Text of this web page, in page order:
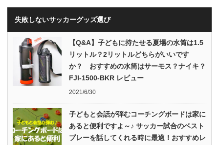
失敗しないサッカーグッズ選び
【Q&A】子どもに持たせる夏場の水筒は1.5
リットル？2リットルどちらがいいです
か？ おすすめの水筒はサーモス？ナイキ？
FJI-1500-BKR レビュー
2021/6/30
子どもと会話が弾むコーチングボードは家に
あると便利ですよ～♪ サッカー試合のベスト
プレーを話してくれる時に最適！おすすめレ